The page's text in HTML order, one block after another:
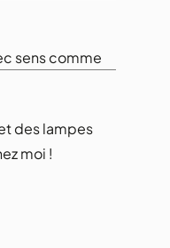
sens comme
des lampes
moi !